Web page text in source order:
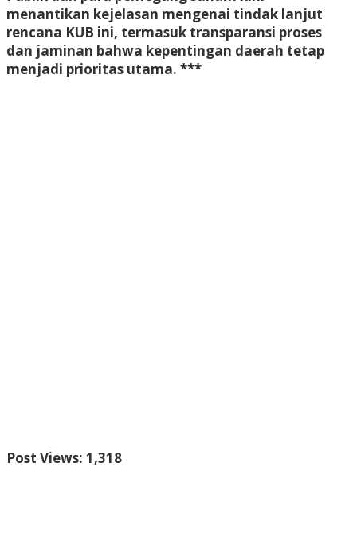
menantikan kejelasan mengenai tindak lanjut
rencana KUB ini, termasuk transparansi proses
dan jaminan bahwa kepentingan daerah tetap
menjadi prioritas utama. ***
Post Views: 1,318